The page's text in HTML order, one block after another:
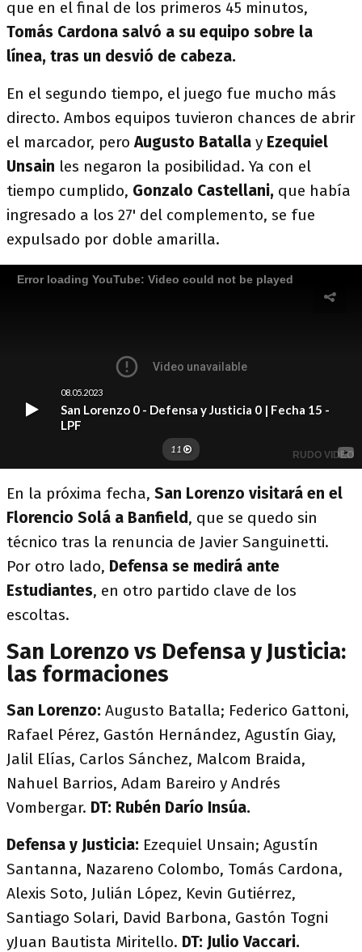
que en el final de los primeros 45 minutos,
Tomás Cardona salvó a su equipo sobre la
línea, tras un desvió de cabeza.
En el segundo tiempo, el juego fue mucho más
directo. Ambos equipos tuvieron chances de abrir
el marcador, peroAugusto Batalla y Ezequiel
Unsain les negaron la posibilidad. Ya con el
tiempo cumplido, Gonzalo Castellani, que había
ingresado a los 27' del complemento, se fue
expulsado por doble amarilla.
En la próxima fecha, San Lorenzo visitará en el
Florencio Solá a Banfield, que se quedo sin
técnico tras la renuncia de Javier Sanguinetti.
Por otro lado, Defensa se medirá ante
Estudiantes, en otro partido clave de los
escoltas.
San Lorenzo vs Defensa y Justicia:
las formaciones
San Lorenzo: Augusto Batalla; Federico Gattoni,
Rafael Pérez, Gastón Hernández, Agustín Giay,
Jalil Elías, Carlos Sánchez, Malcom Braida,
Nahuel Barrios, Adam Bareiro y Andrés
Vombergar. DT: Rubén Darío Insúa.
Defensa y Justicia: Ezequiel Unsain; Agustín
Santanna, Nazareno Colombo, Tomás Cardona,
Alexis Soto, Julián López, Kevin Gutiérrez,
Santiago Solari, David Barbona, Gastón Togni
yJuan Bautista Miritello. DT: Julio Vaccari​.